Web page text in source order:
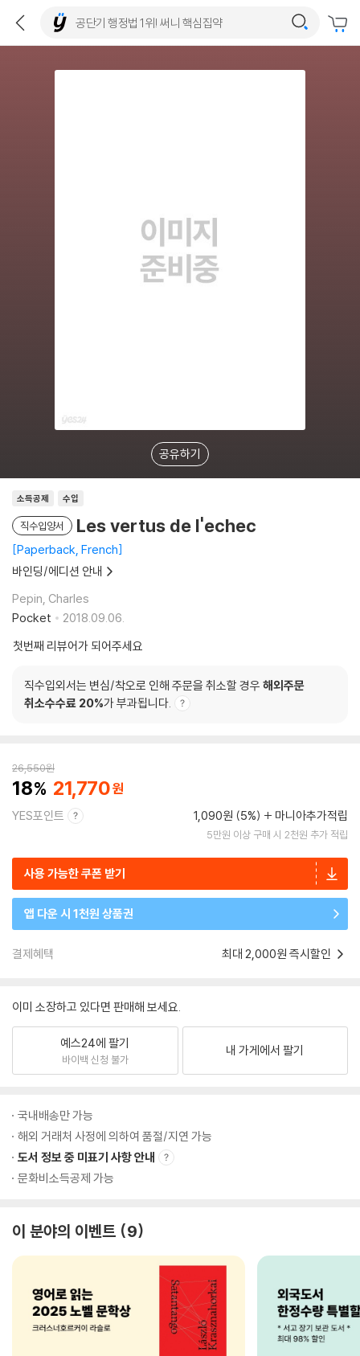
공유하기
소득공제 수입
직수입양서 Les vertus de l'echec
Paperback, French
바인딩/에디션 안내
Pepin, Charles
Pocket
2018.09.06.
첫번째 리뷰어가 되어주세요
직수입외서는 변심/착오로 인해 주문을 취소할 경우 해외주문
취소수수료 20%가 부과됩니다.
26,550원
18 21,770
YES포인트 1,090원 (5%) 마니아추가적립
5만원 이상 구매 시 2천원 추가 적립
사용 가능한 쿠폰 받기
앱 다운 시 1천원 상품권
결제혜택 최대 2,000원 즉시할인
이미 소장하고 있다면 판매해 보세요.
예스24에 팔기
바이백 신청 불가
내 가게에서 팔기
국내배송만 가능
해외 거래처 사정에 의하여 품절/지연 가능
도서 정보 중 미표기 사항 안내
문화비소득공제 가능
이 분야의 이벤트 9